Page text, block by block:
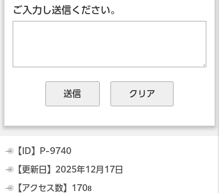
ご入力し送信ください。
【ID】 P-9740
【更新日】 2025年12月17日
【アクセス数】 1708